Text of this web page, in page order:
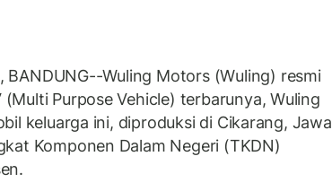
BANDUNG--Wuling Motors (Wuling) resmi
(Multi Purpose Vehicle) terbarunya, Wuling
keluarga ini, diproduksi di Cikarang, Jawa
Komponen Dalam Negeri (TKDN)